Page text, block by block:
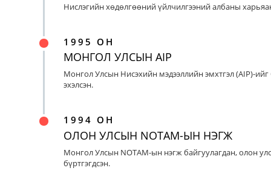
Нислэгийн хөдөлгөөний үйлчилгээний албаны
1995 ОН
МОНГОЛ УЛСЫН AIP
Монгол Улсын Нисэхийн мэдээллийн эмхтгэл (AIP)-
эхэлсэн.
1994 ОН
ОЛОН УЛСЫН NOTAM-ЫН НЭГЖ
Монгол Улсын NOTAM-ын нэгж байгуулагдан, олон
бүртгэгдсэн.